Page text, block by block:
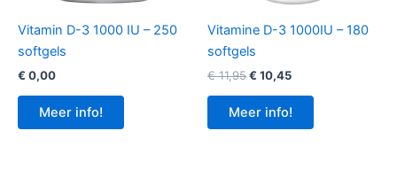
Vitamin D-3 1000 IU – 250
softgels
€ 0,00
Meer info!
Vitamine D-3 1000IU – 180
softgels
€11,95Oorspronkelijke
was:
€ 11,95.
€ 10,45Huidige
is:
€ 10,45.
Meer info!